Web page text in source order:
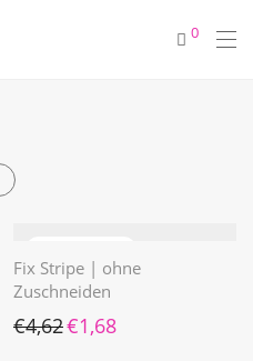
0
Fix Stripe | ohne
Zuschneiden
€4,62 Ursprünglicher Preis war:
€1,68